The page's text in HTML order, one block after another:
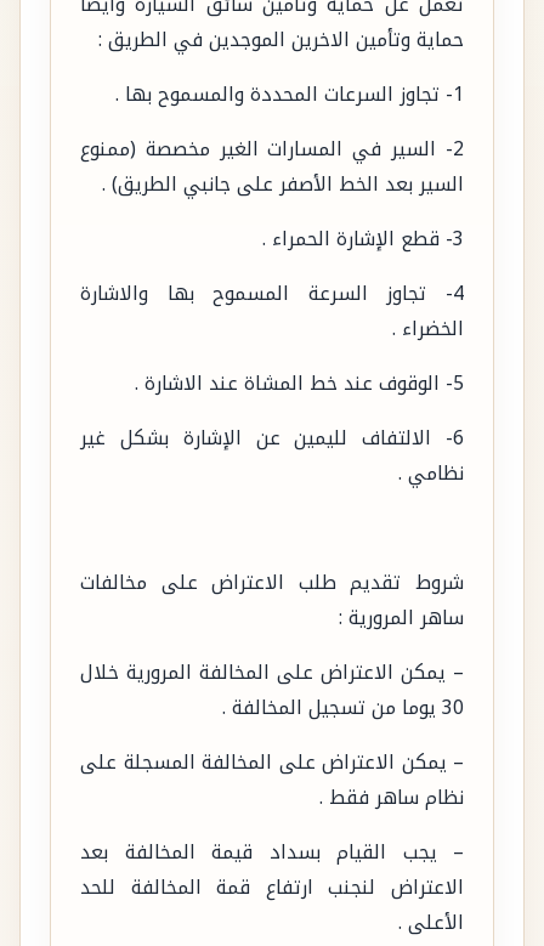
حماية وتأمين الاخرين الموجدين في الطريق :
1- تجاوز السرعات المحددة والمسموح بها .
2- السير في المسارات الغير مخصصة (ممنوع
السير بعد الخط الأصفر على جانبي الطريق) .
3- قطع الإشارة الحمراء .
4- تجاوز السرعة المسموح بها والاشارة
الخضراء .
5- الوقوف عند خط المشاة عند الاشارة .
6- الالتفاف لليمين عن الإشارة بشكل غير
نظامي .
شروط تقديم طلب الاعتراض على مخالفات
ساهر المرورية :
– يمكن الاعتراض على المخالفة المرورية خلال
30 يوما من تسجيل المخالفة .
– يمكن الاعتراض على المخالفة المسجلة على
نظام ساهر فقط .
– يجب القيام بسداد قيمة المخالفة بعد
الاعتراض لنجنب ارتفاع قمة المخالفة للحد
الأعلى .